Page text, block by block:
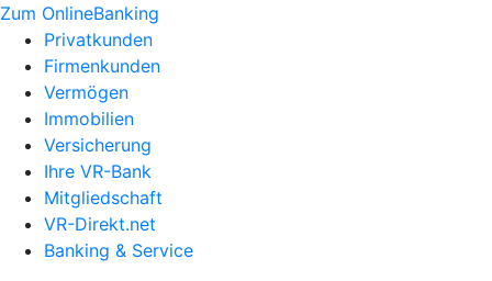
Zum OnlineBanking
Privatkunden
Firmenkunden
Vermögen
Immobilien
Versicherung
Ihre VR-Bank
Mitgliedschaft
VR-Direkt.net
Banking & Service